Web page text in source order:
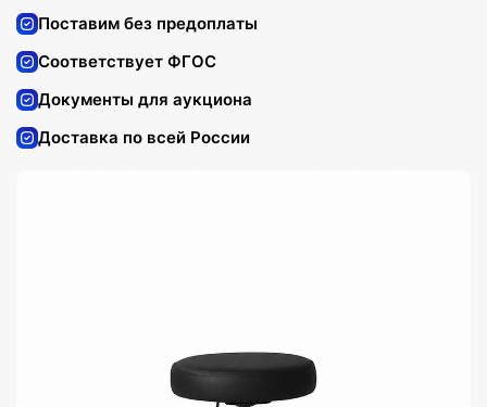
Поставим без предоплаты
Соответствует ФГОС
Документы для аукциона
Доставка по всей России